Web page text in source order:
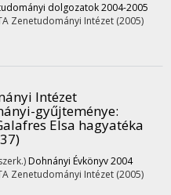
dolgozatok 2004-2005
Zenetudományi Intézet (2005)
Intézet
gyűjteménye:
Elsa hagyatéka
Dohnányi Évkönyv 2004
Zenetudományi Intézet (2005)